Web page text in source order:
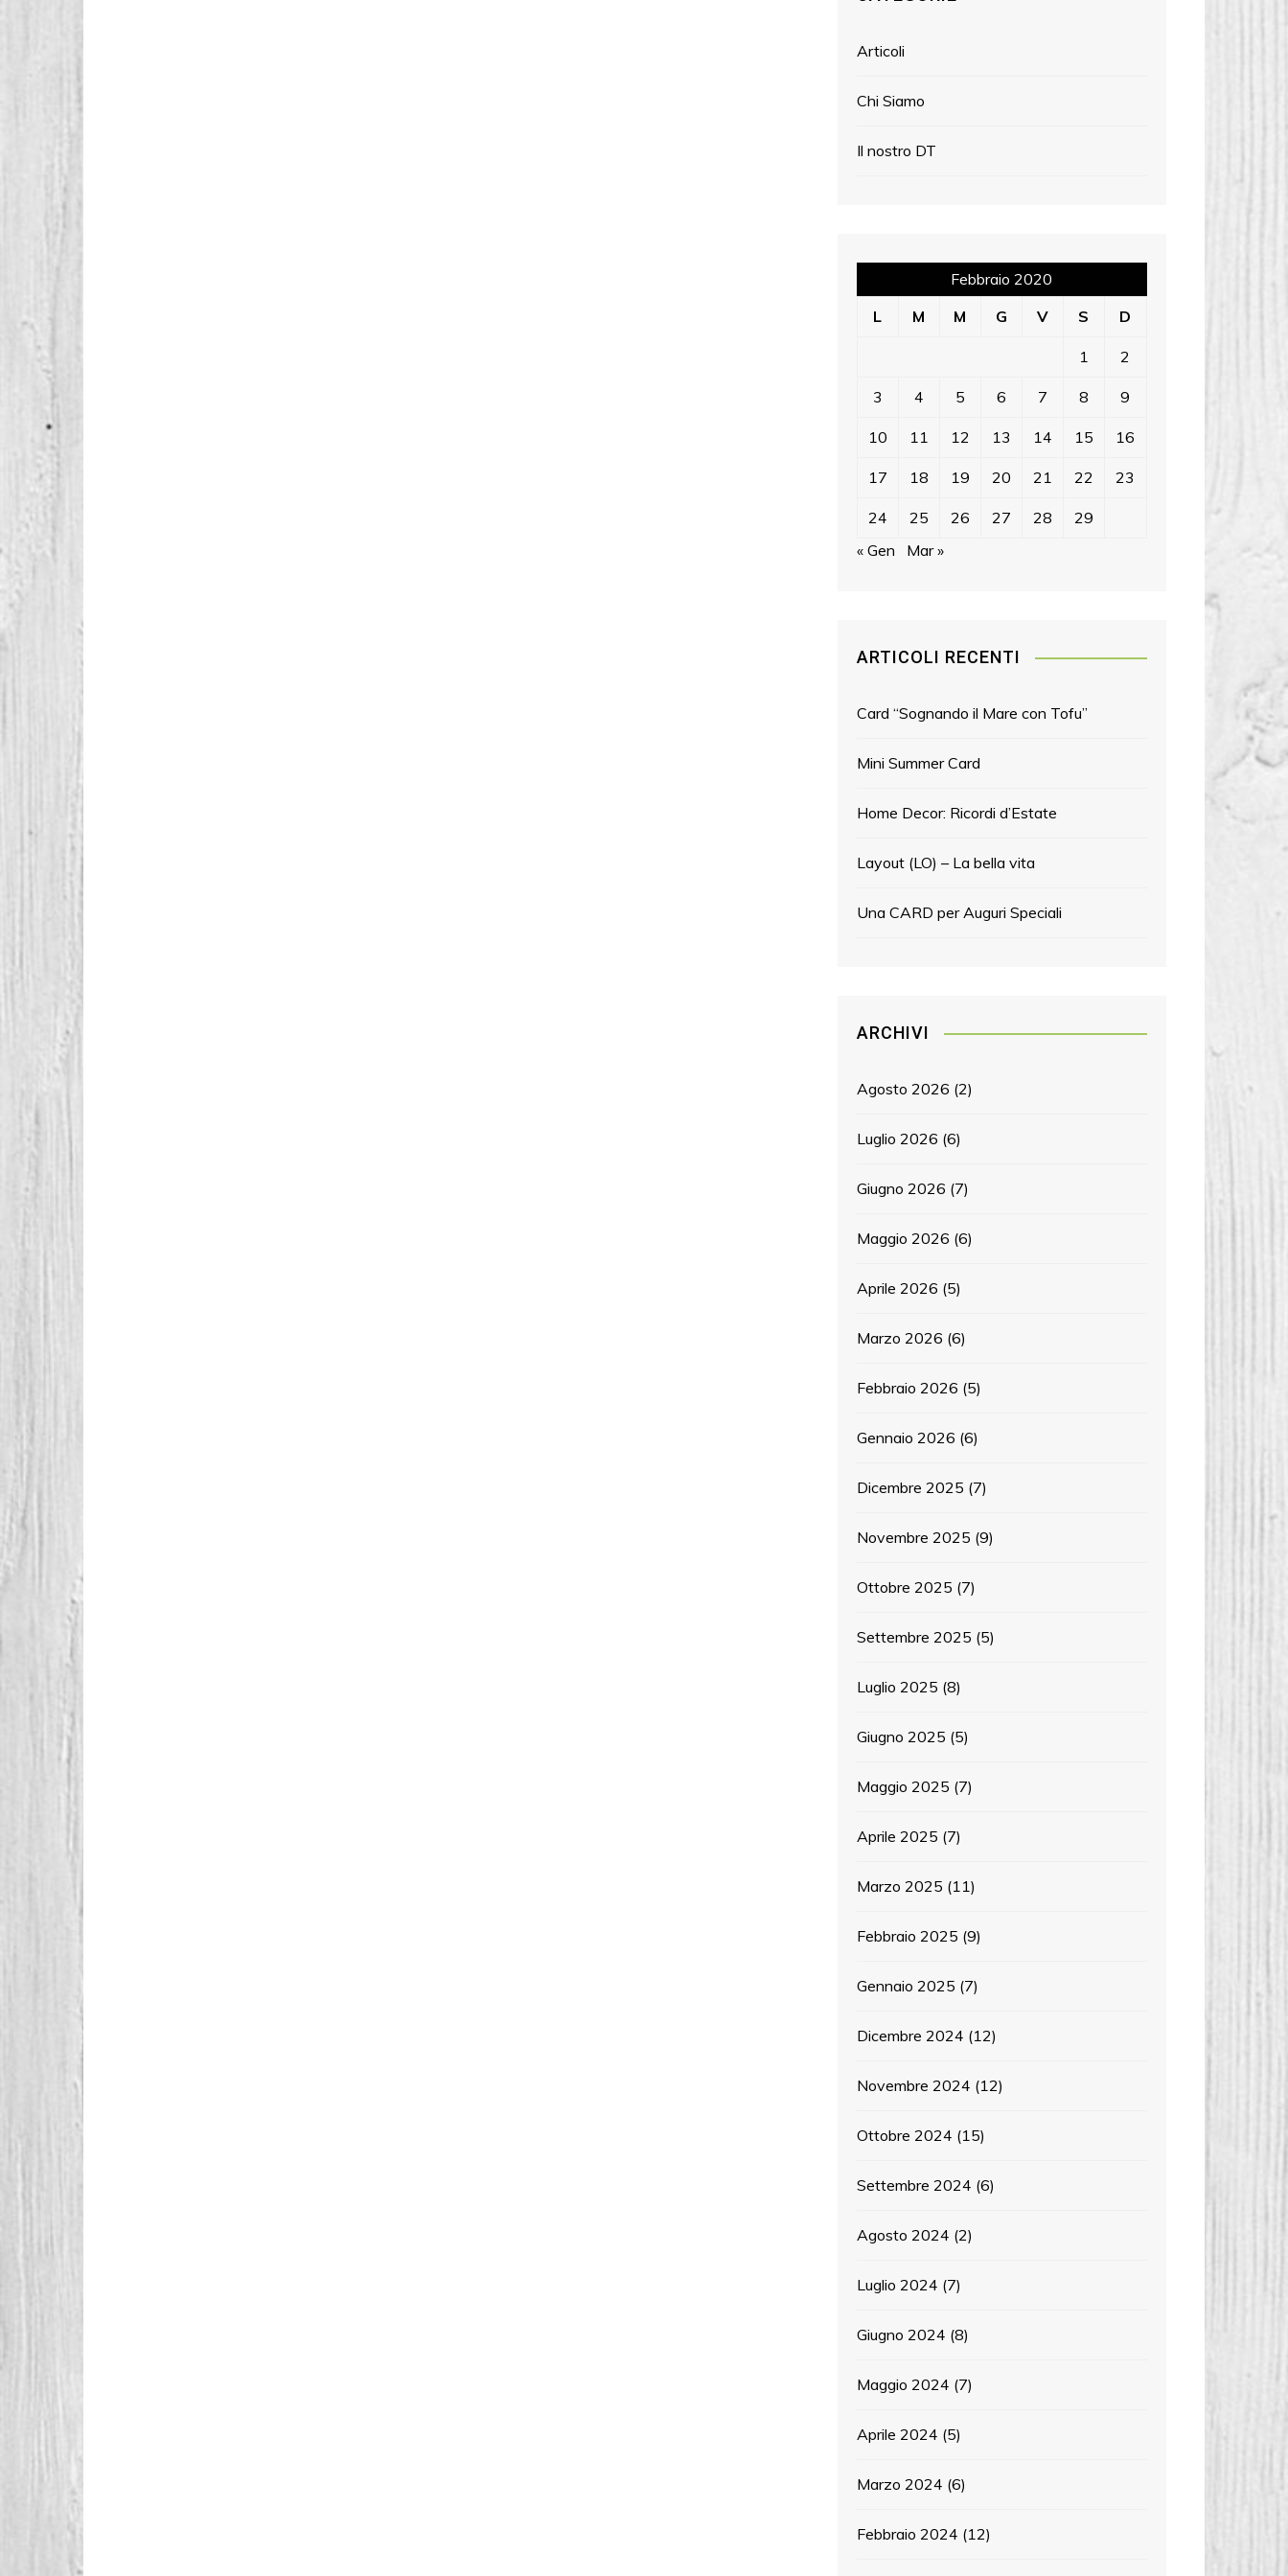
Articoli
Chi Siamo
Il nostro DT
Febbraio 2020
L
M M G V S D
1 2
3 4 5 6 7 8 9
10 11 12 13 14 15 16
17 18 19 20 21 22 23
24 25 26 27 28
29
« Gen
Mar »
ARTICOLI RECENTI
Card “Sognando il Mare con Tofu”
Mini Summer Card
Home Decor: Ricordi d’Estate
Layout (LO) – La bella vita
Una CARD per Auguri Speciali
ARCHIVI
Agosto 2026 (2)
Luglio 2026 (6)
Giugno 2026 (7)
Maggio 2026 (6)
Aprile 2026 (5)
Marzo 2026 (6)
Febbraio 2026 (5)
Gennaio 2026 (6)
Dicembre 2025 (7)
Novembre 2025 (9)
Ottobre 2025 (7)
Settembre 2025 (5)
Luglio 2025 (8)
Giugno 2025 (5)
Maggio 2025 (7)
Aprile 2025 (7)
Marzo 2025 (11)
Febbraio 2025 (9)
Gennaio 2025 (7)
Dicembre 2024 (12)
Novembre 2024 (12)
Ottobre 2024 (15)
Settembre 2024 (6)
Agosto 2024 (2)
Luglio 2024 (7)
Giugno 2024 (8)
Maggio 2024 (7)
Aprile 2024 (5)
Marzo 2024 (6)
Febbraio 2024 (12)